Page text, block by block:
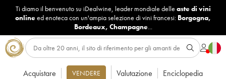
Ti diamo il benvenuto su iDealwine, leader mondiale delle aste di vini
onlineed enoteca con un'ampia selezione di vini francesi: Borgogna,
Bordeaux, Champagne...
Acquistare VENDERE Valutazione Enciclopedia